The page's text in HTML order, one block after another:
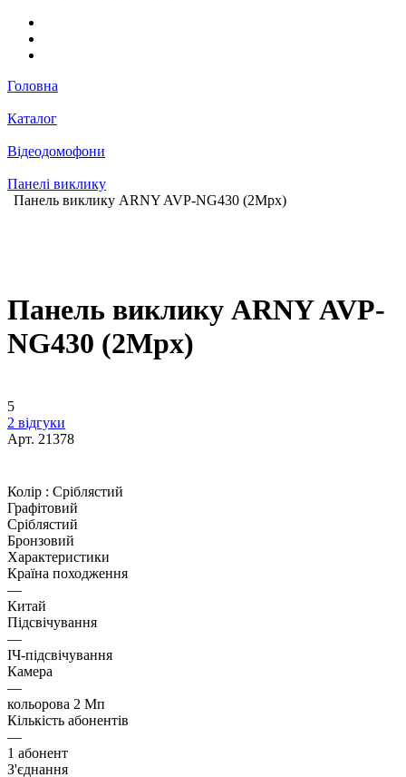
Головна
Каталог
Відеодомофони
Панелі виклику
Панель виклику ARNY AVP-NG430 (2Mpx)
Панель виклику ARNY AVP-
NG430 (2Mpx)
5
2 відгуки
Арт. 21378
Колір : Сріблястий
Графітовий
Сріблястий
Бронзовий
Характеристики
Країна походження
—
Китай
Підсвічування
—
ІЧ-підсвічування
Камера
—
кольорова 2 Мп
Кількість абонентів
—
1 абонент
З'єднання